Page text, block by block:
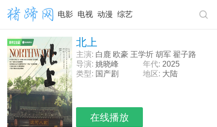
电影 电视 动漫 综艺
北上
主演: 白鹿 欧豪 王学圻 胡军 翟子路
导演: 姚晓峰 年代: 2025
类型: 国产剧 地区: 大陆
在线播放